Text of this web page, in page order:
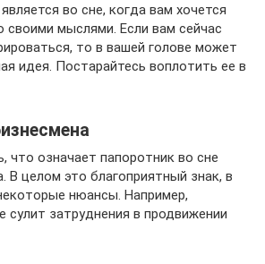
во сне, когда вам хочется
своими мыслями. Если вам сейчас
то в вашей голове может
идея. Постарайтесь воплотить ее в
что означает папоротник во сне
В целом это благоприятный знак, в
нюансы. Например,
сулит затруднения в продвижении